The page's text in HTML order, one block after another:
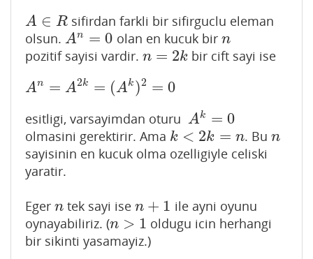
A ∈ R
A∈R
sifirdan farkli bir sifirguclu eleman
olsun. An = 0
An= 0 olan en kucuk bir n
n
pozitif sayisi vardir. n = 2k
n=2k bir cift sayi ise
An = A2k = (Ak )2 = 0
A n=A2 k=( Ak)2=0
esitligi, varsayimdan oturu Ak = 0
Ak= 0
olmasini gerektirir. Ama k < 2k = n
k< 2k =n . Bun
n
sayisinin en kucuk olma ozelligiyle celiski
yaratir.
Eger n
ntek sayi ise n + 1
n+1
ile ayni oyunu
oynayabiliriz. (n > 1
n> 1
oldugu icin herhangi
bir sikinti yasamayiz.)